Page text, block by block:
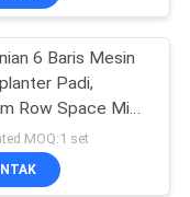
29
6 Baris Mesin
Padi,
Row Space Mini
MOQ:1 set